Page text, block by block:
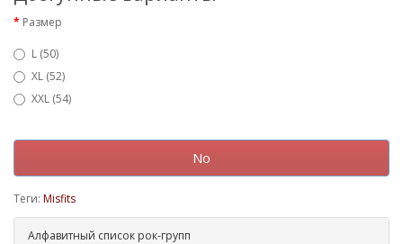
Размер
L (50)
XL (52)
XXL (54)
No
Теги: Misfits
Алфавитный список рок-групп